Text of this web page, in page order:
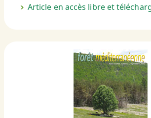
Article en accès libre et